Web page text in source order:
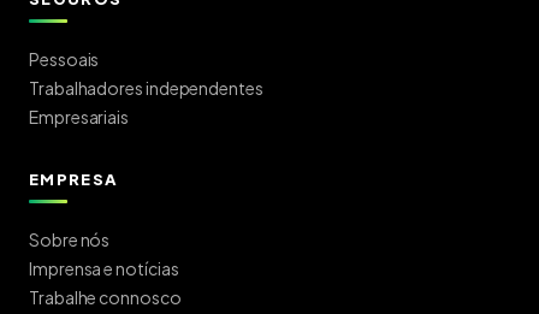
Pessoais
Trabalhadores independentes
Empresariais
EMPRESA
Sobre nós
Imprensa e notícias
Trabalhe connosco